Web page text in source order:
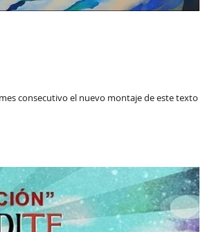
consecutivo el nuevo montaje de este texto en